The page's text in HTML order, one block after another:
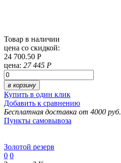
Товар в наличии
цена со скидкой:
24 700.50 Р
цена: 27 445 Р
в корзину
Купить в один клик
Добавить к сравнению
Бесплатная доставка от 4000 руб.
Пункты самовывоза
Золотой резерв
0 0